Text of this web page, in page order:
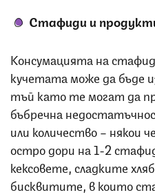
Стафиди и
Консумацията на
кучетата може да бъде
тъй като те могат да
бъбречна
или количество – някои
остро дори на 1-2
кексовете, сладките
бисквитите, в които